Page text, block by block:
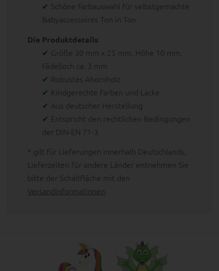
Schöne Farbauswahl für selbstgemachte
Babyaccessoires Ton in Ton
Die Produktdetails
Größe 30 mm x 25 mm, Höhe 10 mm,
Fädelloch ca. 3 mm
Robustes Ahornholz
Kindgerechte Farben und Lacke
Aus deutscher Herstellung
Entspricht den rechtlichen Bedingungen
der DIN-EN 71-3
* gilt für Lieferungen innerhalb Deutschlands,
Lieferzeiten für andere Länder entnehmen Sie
bitte der Schaltfläche mit den
Versandinformationen